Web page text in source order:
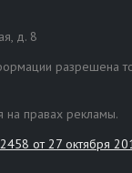
д. 8
разрешена
на правах рекламы.
от 27 октября